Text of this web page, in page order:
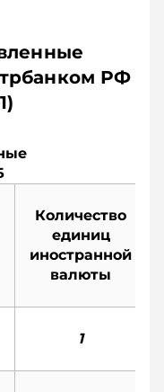
РФ
Количество
единиц
иностранной
валюты
1